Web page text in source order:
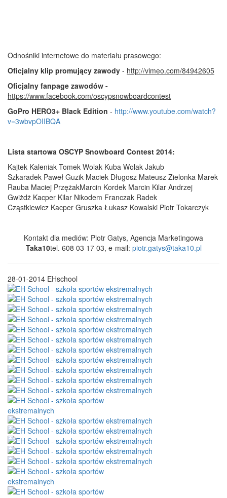
Odnośniki internetowe do materiału prasowego:
Oficjalny klip promujący zawody - http://vimeo.com/84942605
Oficjalny fanpage zawodów -
https://www.facebook.com/oscypsnowboardcontest
GoPro HERO3+ Black Edition - http://www.youtube.com/watch?
v=3wbvpOIIBQA
Lista startowa OSCYP Snowboard Contest 2014:
Kajtek Kaleniak Tomek Wolak Kuba Wolak Jakub
Szkaradek Paweł Guzik Maciek Długosz Mateusz Zielonka Marek
Rauba Maciej PrzężakMarcin Kordek Marcin Kilar Andrzej
Gwiżdż Kacper Kilar Nikodem Franczak Radek
Cząstkiewicz Kacper Gruszka Łukasz Kowalski Piotr Tokarczyk
Kontakt dla mediów: Piotr Gatys, Agencja Marketingowa
Taka10tel. 608 03 17 03, e-mail: piotr.gatys@taka10.pl
28-01-2014 EHschool